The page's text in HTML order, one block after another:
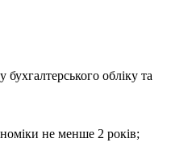
обліку та
не менше 2 років;